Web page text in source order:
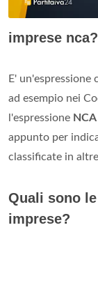
imprese nca?
E' un'espressione
ad esempio nei
l'espressione NCA
appunto per
classificate in
Quali sono
imprese?